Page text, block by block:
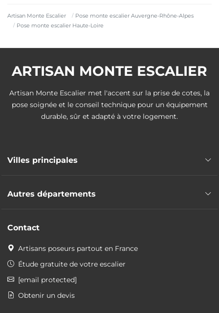
Artisan Monte Escalier
Pose monte escalier Auvergne-Rhône-Alpes
Pose monte escalier Haute-Loire
ARTISAN MONTE ESCALIER
Artisan Monte Escalier met l'accent sur la prise de cotes, la
pose soignée et le conseil technique pour un équipement
durable, sûr et adapté à votre logement.
Villes principales
Pose monte escalier Monistrol-sur-Loire
Autres départements
Pose monte escalier Allier
Pose monte escalier Drôme
Pose monte escalier Haute-Savoie
Pose monte escalier Isère
Contact
Artisans poseurs partout en France
Étude gratuite de votre escalier
[email protected]
Obtenir un devis